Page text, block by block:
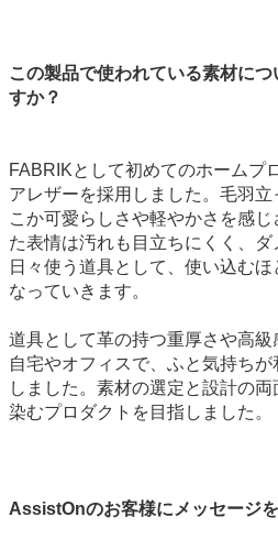
この製品で使われている素材に
すか？
FABRIKとして初めてのホームプ
アレザーを採用しました。毛羽
こか可愛らしさや軽やかさを感
た表情は汚れも目立ちにくく、ダ
日々使う道具として、使い込む
なっていきます。
道具として革の持つ重厚さや高級
自宅やオフィスで、ふと気持ち
しました。素材の選定と設計の
染むプロダクトを目指しました。
AssistOnのお客様にメッセージ